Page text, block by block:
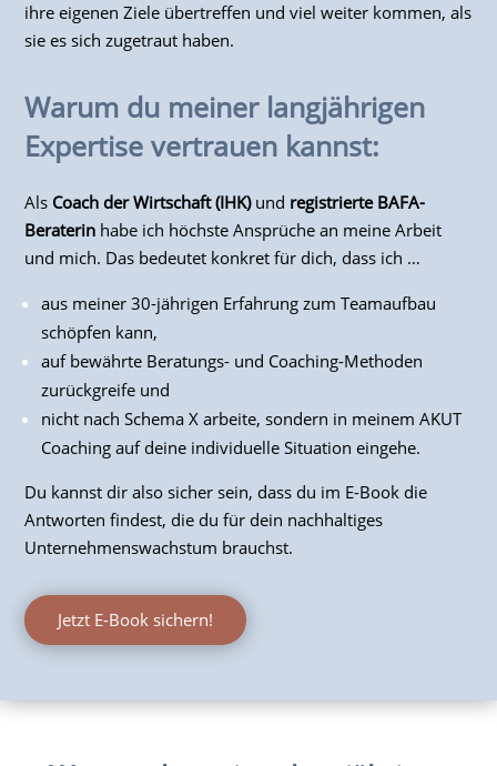
ihre eigenen Ziele übertreffen und viel weiter kommen, als
sie es sich zugetraut haben.
Warum du meiner langjährigen
Expertise vertrauen kannst:
Als Coach der Wirtschaft (IHK) und registrierte BAFA-
Beraterin habe ich höchste Ansprüche an meine Arbeit
und mich. Das bedeutet konkret für dich, dass ich …
aus meiner 30-jährigen Erfahrung zum Teamaufbau
schöpfen kann,
auf bewährte Beratungs- und Coaching-Methoden
zurückgreife und
nicht nach Schema X arbeite, sondern in meinem AKUT
Coaching auf deine individuelle Situation eingehe.
Du kannst dir also sicher sein, dass du im E-Book die
Antworten findest, die du für dein nachhaltiges
Unternehmenswachstum brauchst.
Jetzt E-Book sichern!